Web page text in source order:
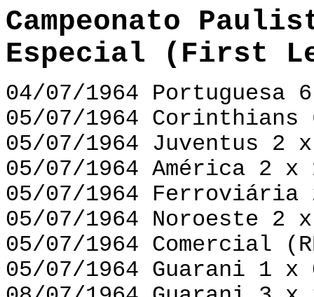
Campeonato
Especial (First
04/07/1964 Portuguesa
05/07/1964
05/07/1964 Juventus 2
05/07/1964 América 2 x
05/07/1964 Ferroviária
05/07/1964 Noroeste 2
05/07/1964 Comercial
05/07/1964 Guarani 1 x